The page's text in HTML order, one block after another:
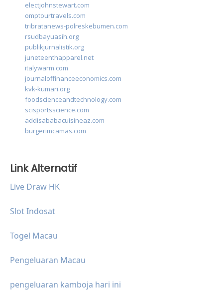
electjohnstewart.com
omptourtravels.com
tribratanews-polreskebumen.com
rsudbayuasih.org
publikjurnalistik.org
juneteenthapparel.net
italywarm.com
journaloffinanceeconomics.com
kvk-kumari.org
foodscienceandtechnology.com
scisportsscience.com
addisababacuisineaz.com
burgerimcamas.com
Link Alternatif
Live Draw HK
Slot Indosat
Togel Macau
Pengeluaran Macau
pengeluaran kamboja hari ini